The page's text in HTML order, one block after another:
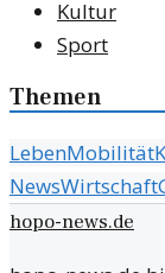
Kultur
Sport
Themen
LebenMobilität
NewsWirtschaft
hopo-news.de